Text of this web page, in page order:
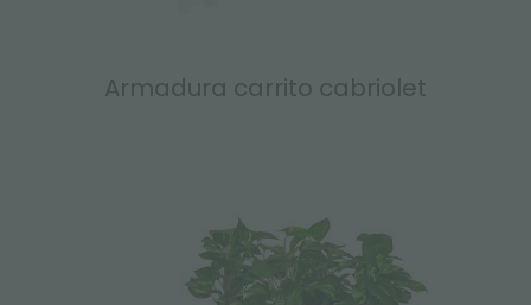
Armadura carrito cabriolet